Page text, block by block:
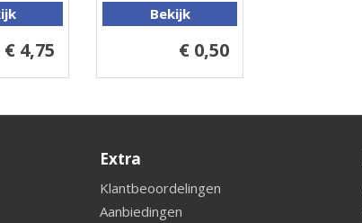
€ 4,75
Bekijk
€ 0,50
Extra
Klantbeoordelingen
Aanbiedingen